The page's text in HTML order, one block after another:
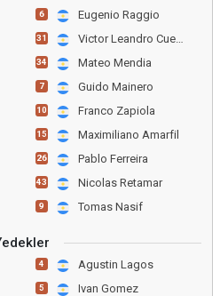
6 Eugenio Raggio
31 Victor Leandro Cuesta
34 Mateo Mendia
7 Guido Mainero
10 Franco Zapiola
15 Maximiliano Amarfil
26 Pablo Ferreira
43 Nicolas Retamar
9 Tomas Nasif
4 Agustin Lagos
5 Ivan Gomez